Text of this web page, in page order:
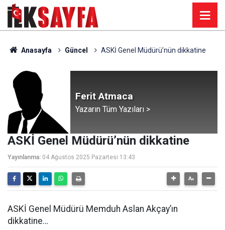
Anasayfa Güncel ASKİ Genel Müdürü’nün dikkatine
Ferit Atmaca
Yazarın Tüm Yazıları >
ASKİ Genel Müdürü’nün dikkatine
Yayınlanma: 04 Ağustos 2025 Pazartesi 13:43
ASKİ Genel Müdürü Memduh Aslan Akçay’ın
dikkatine…